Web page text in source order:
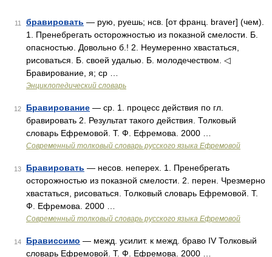
11 бравировать — рую, руешь; нсв. [от франц. braver] (чем).
1. Пренебрегать осторожностью из показной смелости. Б.
опасностью. Довольно б.! 2. Неумеренно хвастаться,
рисоваться. Б. своей удалью. Б. молодечеством. ◁
Бравирование, я; ср …
Энциклопедический словарь
12 Бравирование — ср. 1. процесс действия по гл.
бравировать 2. Результат такого действия. Толковый
словарь Ефремовой. Т. Ф. Ефремова. 2000 …
Современный толковый словарь русского языка Ефремовой
13 Бравировать — несов. неперех. 1. Пренебрегать
осторожностью из показной смелости. 2. перен. Чрезмерно
хвастаться, рисоваться. Толковый словарь Ефремовой. Т.
Ф. Ефремова. 2000 …
Современный толковый словарь русского языка Ефремовой
14 Брависсимо — межд. усилит. к межд. браво IV Толковый
словарь Ефремовой. Т. Ф. Ефремова. 2000 …